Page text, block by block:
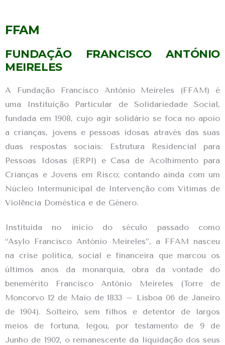
FFAM
FUNDAÇÃO FRANCISCO ANTÓNIO
MEIRELES
A Fundação Francisco António Meireles (FFAM) é
uma Instituição Particular de Solidariedade Social,
fundada em 1908, cujo agir solidário se foca no apoio
a crianças, jovens e pessoas idosas através das suas
duas respostas sociais: Estrutura Residencial para
Pessoas Idosas (ERPI) e Casa de Acolhimento para
Crianças e Jovens em Risco; contando ainda com um
Núcleo Intermunicipal de Intervenção com Vítimas de
Violência Doméstica e de Género.
Instituída no início do século passado como
“Asylo Francisco António Meireles”, a FFAM nasceu
na crise politica, social e financeira que marcou os
últimos anos da monarquia, obra da vontade do
benemérito Francisco António Meireles (Torre de
Moncorvo 12 de Maio de 1833 – Lisboa 06 de Janeiro
de 1904). Solteiro, sem filhos e detentor de largos
meios de fortuna, legou, por testamento de 9 de
Junho de 1902, o remanescente da liquidação dos seus